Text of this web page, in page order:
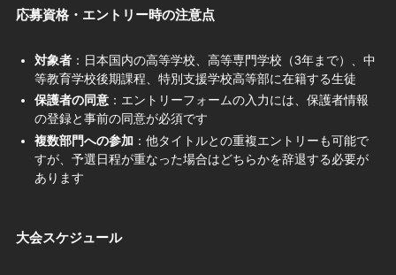
応募資格・エントリー時の注意点
対象者：日本国内の高等学校、高等専門学校（3年まで）、中
等教育学校後期課程、特別支援学校高等部に在籍する生徒
保護者の同意：エントリーフォームの入力には、保護者情報
の登録と事前の同意が必須です
複数部門への参加 ：他タイトルとの重複エントリーも可能で
すが、予選日程が重なった場合はどちらかを辞退する必要が
あります
大会スケジュール